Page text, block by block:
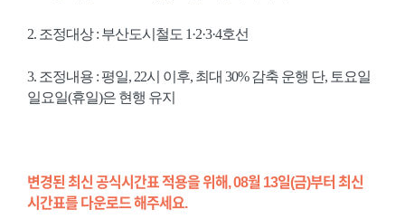
2. 조정대상 : 부산도시철도 1·2·3·4호선
3. 조정내용 : 평일, 22시 이후, 최대 30% 감축 운행 단, 토요일
일요일(휴일)은 현행 유지
변경된 최신 공식시간표 적용을 위해, 08월 13일(금)부터 최신
시간표를 다운로드 해주세요.